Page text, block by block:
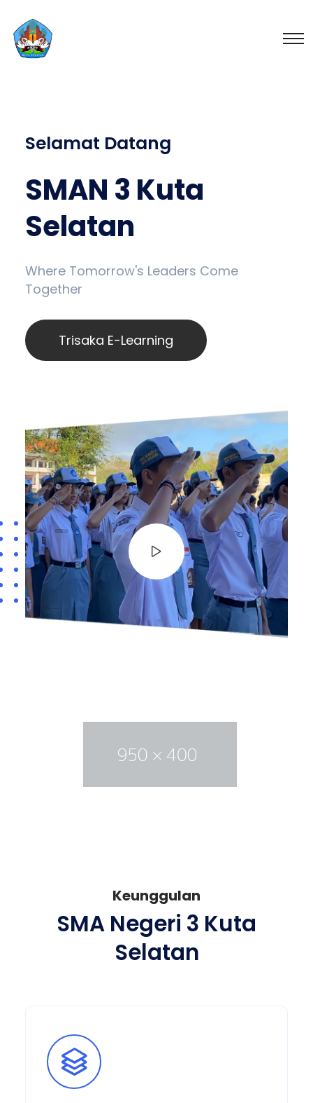
Selamat Datang
SMAN 3 Kuta
Selatan
Where Tomorrow's Leaders Come
Together
Trisaka E-Learning
Keunggulan
SMA Negeri 3 Kuta
Selatan